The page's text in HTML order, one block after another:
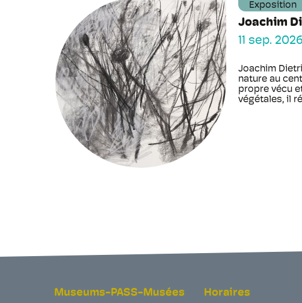
Exposition
Joachim
11 sep. 2026
Joachim
nature au
propre vécu
végétales, il
Museums-PASS-Musées Horaires